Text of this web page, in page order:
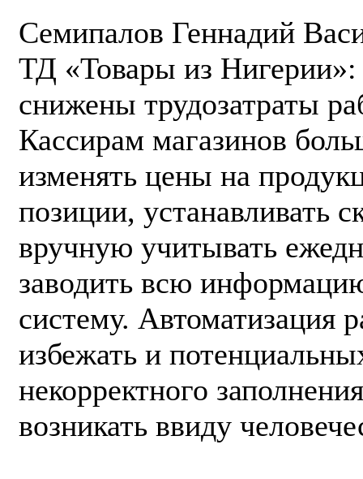
Семипалов Геннадий
ТД «Товары из Нигерии»:
снижены трудозатраты
Кассирам магазинов
изменять цены на
позиции, устанавливать
вручную учитывать
заводить всю
систему. Автоматизация
избежать и
некорректного
возникать ввиду